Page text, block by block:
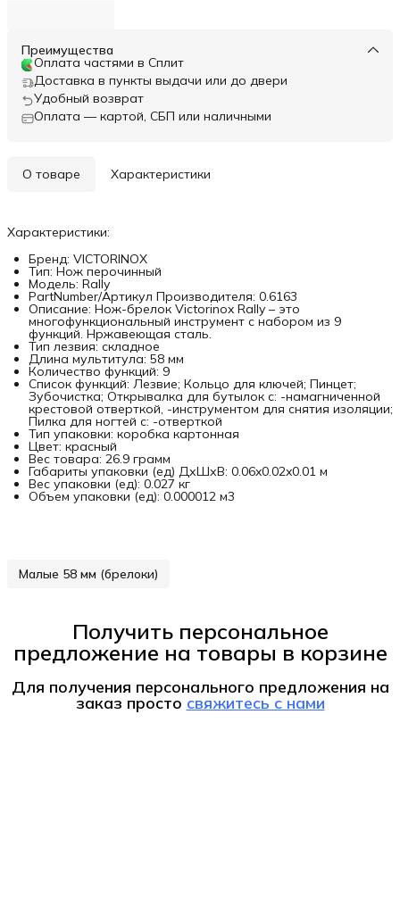
Преимущества
Оплата частями в Сплит
Доставка в пункты выдачи или до двери
Удобный возврат
Оплата — картой, СБП или наличными
О товаре Характеристики
Характеристики:
Бренд: VICTORINOX
Тип: Нож перочинный
Модель: Rally
PartNumber/Артикул Производителя: 0.6163
Описание: Нож-брелок Victorinox Rally – это
многофункциональный инструмент с набором из 9
функций. Нржавеющая сталь.
Тип лезвия: складное
Длина мультитула: 58 мм
Количество функций: 9
Список функций: Лезвие; Кольцо для ключей; Пинцет;
Зубочистка; Открывалка для бутылок c: -намагниченной
крестовой отверткой, -инструментом для снятия изоляции;
Пилка для ногтей с: -отверткой
Тип упаковки: коробка картонная
Цвет: красный
Вес товара: 26.9 грамм
Габариты упаковки (ед) ДхШхВ: 0.06x0.02x0.01 м
Вес упаковки (ед): 0.027 кг
Объем упаковки (ед): 0.000012 м3
Малые 58 мм (брелоки)
Получить персональное
предложение на товары в корзине
Для получения персонального предложения на
заказ просто свяжитесь с нами